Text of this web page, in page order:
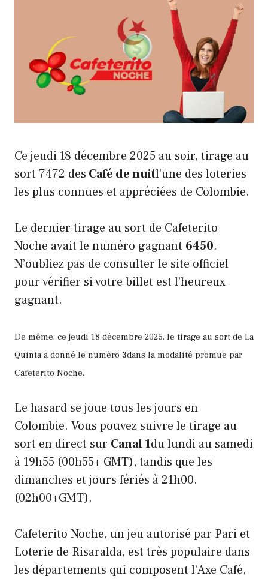
Ce jeudi 18 décembre 2025 au soir, tirage au
sort 7472 des Café de nuitl’une des loteries
les plus connues et appréciées de Colombie.
Le dernier tirage au sort de Cafeterito
Noche avait le numéro gagnant 6450.
N’oubliez pas de consulter le site officiel
pour vérifier si votre billet est l’heureux
gagnant.
De même, ce jeudi 18 décembre 2025, le tirage au sort de La
Quinta a donné le numéro 3dans la modalité promue par
Cafeterito Noche.
Le hasard se joue tous les jours en
Colombie. Vous pouvez suivre le tirage au
sort en direct sur Canal 1du lundi au samedi
à 19h55 (00h55+ GMT), tandis que les
dimanches et jours fériés à 21h00.
(02h00+GMT).
Cafeterito Noche, un jeu autorisé par Pari et
Loterie de Risaralda, est très populaire dans
les départements qui composent l’Axe Café,